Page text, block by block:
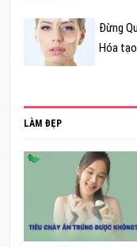
Đừng
Hóa
LÀM ĐẸP